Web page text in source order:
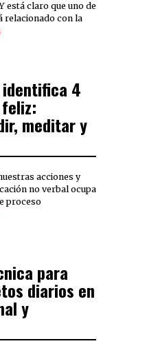
está claro que uno de
relacionado con la
4
meditar y
acciones y
no verbal ocupa
proceso
para
diarios en
y